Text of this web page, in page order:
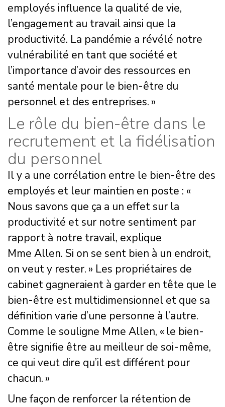
employés influence la qualité de vie,
l’engagement au travail ainsi que la
productivité. La pandémie a révélé notre
vulnérabilité en tant que société et
l’importance d’avoir des ressources en
santé mentale pour le bien-être du
personnel et des entreprises. »
Le rôle du bien-être dans le
recrutement et la fidélisation
du personnel
Il y a une corrélation entre le bien-être des
employés et leur maintien en poste : «
Nous savons que ça a un effet sur la
productivité et sur notre sentiment par
rapport à notre travail, explique
Mme Allen. Si on se sent bien à un endroit,
on veut y rester. » Les propriétaires de
cabinet gagneraient à garder en tête que le
bien-être est multidimensionnel et que sa
définition varie d’une personne à l’autre.
Comme le souligne Mme Allen, « le bien-
être signifie être au meilleur de soi-même,
ce qui veut dire qu’il est différent pour
chacun. »
Une façon de renforcer la rétention de